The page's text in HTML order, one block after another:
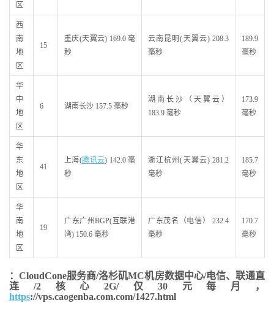
区
西
南
地
区
15
重庆(天翼云) 169.0 毫
秒
云南昆明(天翼云) 208.3
毫秒
189.9
毫秒
华
中
地
区
6 湖南长沙 157.5 毫秒
湖南长沙（天翼云）
183.9 毫秒
173.9
毫秒
华
东
地
区
41
上海(腾讯云) 142.0 毫
秒
浙江杭州(天翼云) 281.2
毫秒
185.7
毫秒
华
南
地
区
19
广东广州BGP(互联港
湾) 150.6 毫秒
广东茂名（电信） 232.4
毫秒
170.7
毫秒
：CloudCone服务商/洛杉矶MC机房数据中心/电信、联通直
连/2核心2G/仅30元每月，
https://vps.caogenba.com.com/1427.html